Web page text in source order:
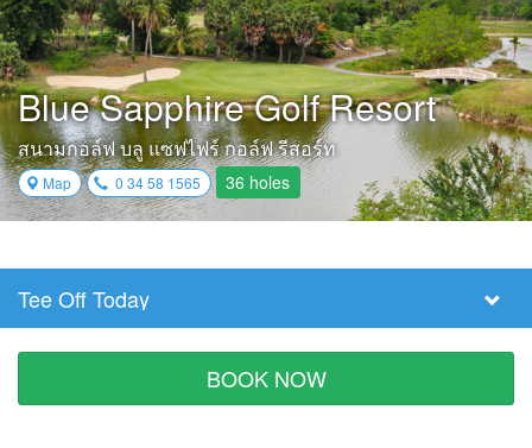
Blue Sapphire Golf Resort
สนามกอล์ฟ บลู แซฟไฟร์ กอล์ฟ รีสอร์ท
Map 0 34 58 1565 36 holes
Select
Tee
Time
Tee Off Today
BOOK NOW